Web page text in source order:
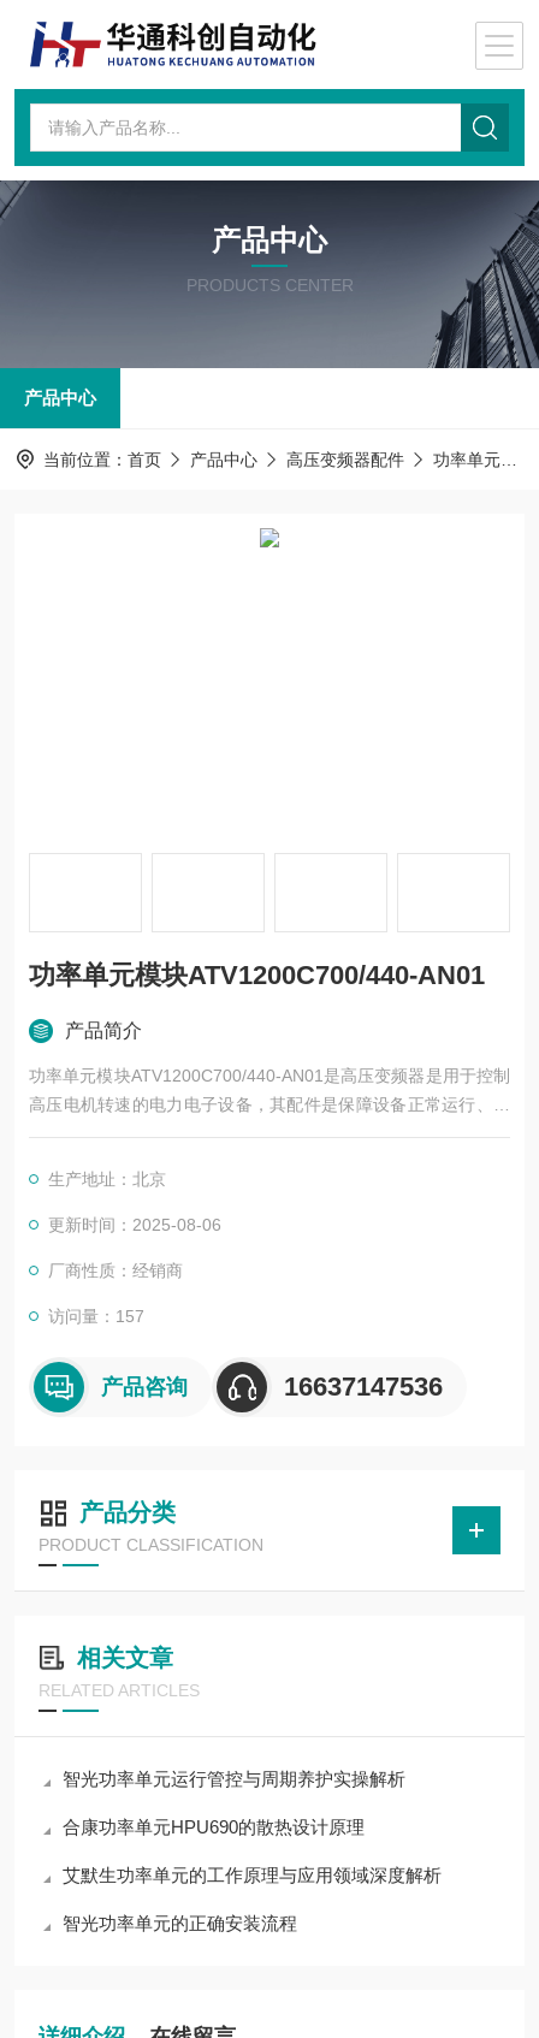
产品中心
PRODUCTS CENTER
产品中心
当前位置： 首页 产品中心 高压变频器配件 功率单元
功率单元模块ATV1200C700/440-AN01
产品简介
功率单元模块ATV1200C700/440-AN01是高压变频器是用于控制
高压电机转速的电力电子设备，其配件是保障设备正常运行、实
现功能扩展及维护维修的重要组成部分。这些配件种类繁多，涵
生产地址：北京
更新时间：2025-08-06
厂商性质：经销商
访问量：157
产品咨询 16637147536
产品分类
PRODUCT CLASSIFICATION
相关文章
RELATED ARTICLES
智光功率单元运行管控与周期养护实操解析
合康功率单元HPU690的散热设计原理
艾默生功率单元的工作原理与应用领域深度解析
智光功率单元的正确安装流程